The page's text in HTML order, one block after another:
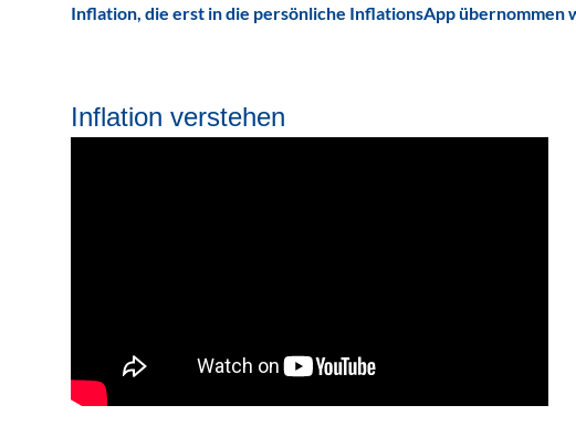
Inflation, die erst in die persönliche InflationsApp übernommen
Inflation verstehen